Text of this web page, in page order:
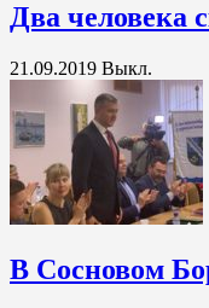
Два человека
21.09.2019 Выкл.
В Сосновом